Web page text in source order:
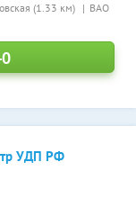
(1.33 км) ВАО
УДП РФ